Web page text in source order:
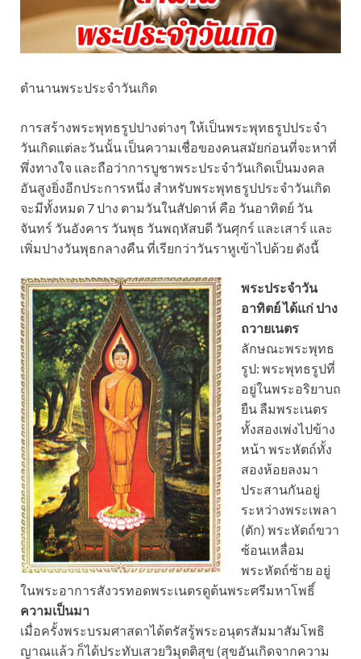
ตำนานพระประจำวันเกิด
การสร้างพระพุทธรูปปางต่างๆ ให้เป็นพระพุทธรูปประจำ
วันเกิดแต่ละวันนั้น เป็นความเชื่อของคนสมัยก่อนที่จะหาที่
พึ่งทางใจ และถือว่าการบูชาพระประจำวันเกิดเป็นมงคล
อันสูงยิ่งอีกประการหนึ่ง สำหรับพระพุทธรูปประจำวันเกิด
จะมีทั้งหมด 7 ปาง ตามวันในสัปดาห์ คือ วันอาทิตย์ วัน
จันทร์ วันอังคาร วันพุธ วันพฤหัสบดี วันศุกร์ และเสาร์ และ
เพิ่มปางวันพุธกลางคืน ที่เรียกว่าวันราหูเข้าไปด้วย ดังนี้
พระประจำวัน
อาทิตย์ ได้แก่ ปาง
ถวายเนตร
ลักษณะพระพุทธ
รูป: พระพุทธรูปที่
อยู่ในพระอริยาบถ
ยืน ลืมพระเนตร
ทั้งสองเพ่งไปข้าง
หน้า พระหัตถ์ทั้ง
สองห้อยลงมา
ประสานกันอยู่
ระหว่างพระเพลา
(ตัก) พระหัตถ์ขวา
ซ้อนเหลื่อม
พระหัตถ์ซ้าย อยู่
ในพระอาการสังวรทอดพระเนตรดูต้นพระศรีมหาโพธิ์
ความเป็นมา
เมื่อครั้งพระบรมศาสดาได้ตรัสรู้พระอนุตรสัมมาสัมโพธิ
ญาณแล้ว ก็ได้ประทับเสวยวิมุตติสุข (สุขอันเกิดจากความ